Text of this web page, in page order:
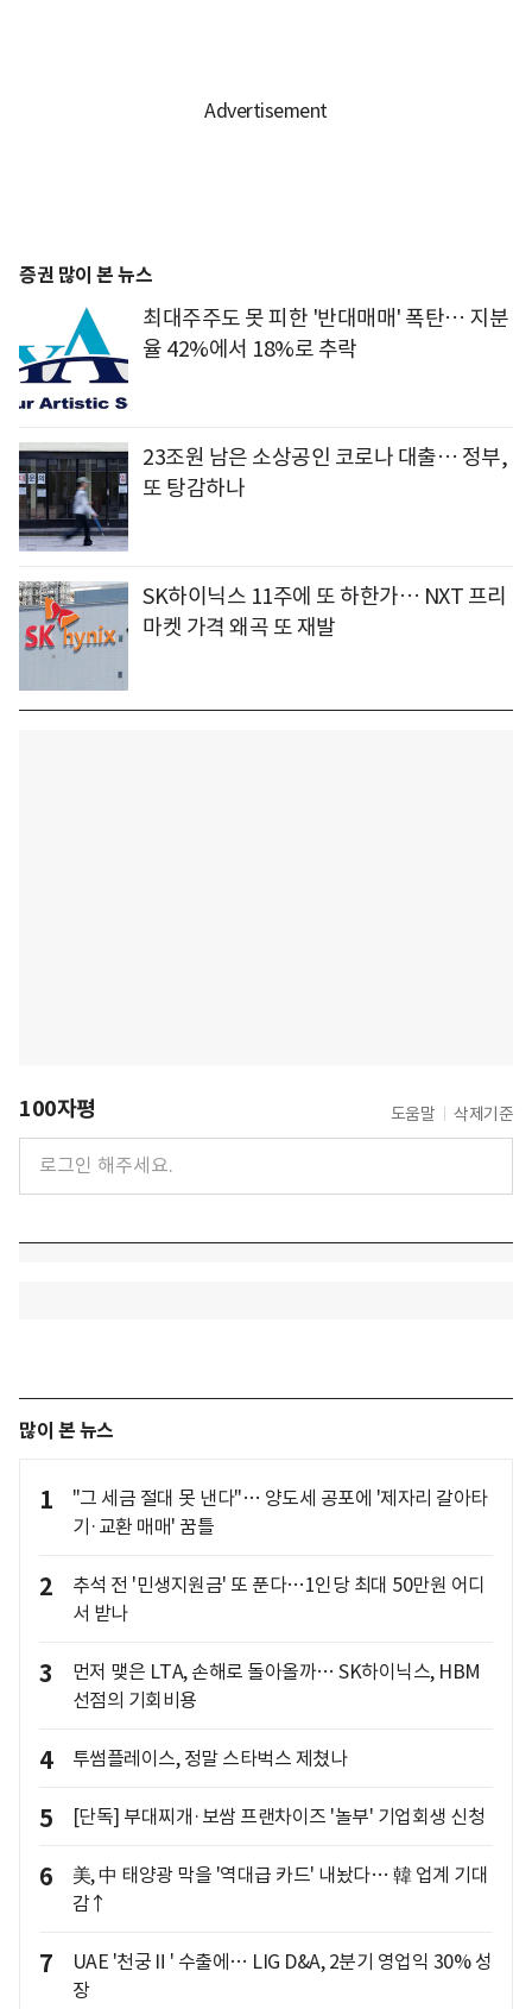
증권 많이 본 뉴스
최대주주도 못 피한 '반대매매' 폭탄… 지분
율 42%에서 18%로 추락
23조원 남은 소상공인 코로나 대출… 정부,
또 탕감하나
SK하이닉스 11주에 또 하한가… NXT 프리
마켓 가격 왜곡 또 재발
100자평 도움말 삭제기준
많이 본 뉴스
1
"그 세금 절대 못 낸다"… 양도세 공포에 '제자리 갈아타
기·교환 매매' 꿈틀
2
추석 전 '민생지원금' 또 푼다…1인당 최대 50만원 어디
서 받나
3
먼저 맺은 LTA, 손해로 돌아올까… SK하이닉스, HBM
선점의 기회비용
4 투썸플레이스, 정말 스타벅스 제쳤나
5 [단독] 부대찌개·보쌈 프랜차이즈 '놀부' 기업회생 신청
6
美, 中 태양광 막을 '역대급 카드' 내놨다… 韓 업계 기대
감↑
7
UAE '천궁Ⅱ' 수출에… LIG D&A, 2분기 영업익 30% 성
장